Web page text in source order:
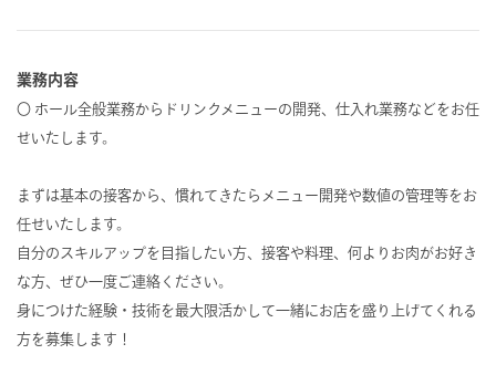
業務内容
〇 ホール全般業務からドリンクメニューの開発、仕入れ業務などをお任
せいたします。
まずは基本の接客から、慣れてきたらメニュー開発や数値の管理等をお
任せいたします。
自分のスキルアップを目指したい方、接客や料理、何よりお肉がお好き
な方、ぜひ一度ご連絡ください。
身につけた経験・技術を最大限活かして一緒にお店を盛り上げてくれる
方を募集します！